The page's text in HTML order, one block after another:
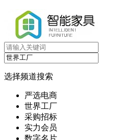
选择频道搜索
严选电商
世界工厂
采购招标
实力会员
数字名片